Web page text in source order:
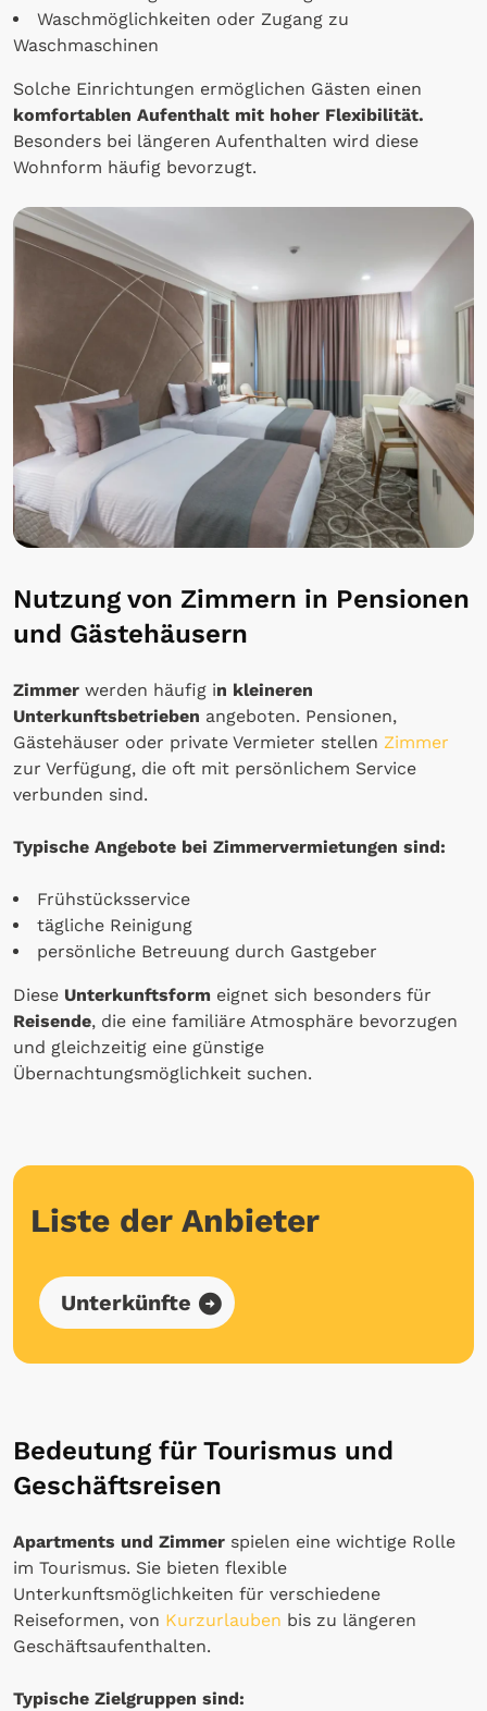
Waschmöglichkeiten oder Zugang zu
Waschmaschinen
Solche Einrichtungen ermöglichen Gästen einen
komfortablen Aufenthalt mit hoher Flexibilität.
Besonders bei längeren Aufenthalten wird diese
Wohnform häufig bevorzugt.
Nutzung von Zimmern in Pensionen
und Gästehäusern
Zimmer werden häufig in kleineren
Unterkunftsbetrieben angeboten. Pensionen,
Gästehäuser oder private Vermieter stellen Zimmer
zur Verfügung, die oft mit persönlichem Service
verbunden sind.
Typische Angebote bei Zimmervermietungen sind:
Frühstücksservice
tägliche Reinigung
persönliche Betreuung durch Gastgeber
Diese Unterkunftsform eignet sich besonders für
Reisende, die eine familiäre Atmosphäre bevorzugen
und gleichzeitig eine günstige
Übernachtungsmöglichkeit suchen.
Liste der Anbieter
Unterkünfte
Bedeutung für Tourismus und
Geschäftsreisen
Apartments und Zimmer spielen eine wichtige Rolle
im Tourismus. Sie bieten flexible
Unterkunftsmöglichkeiten für verschiedene
Reiseformen, von Kurzurlauben bis zu längeren
Geschäftsaufenthalten.
Typische Zielgruppen sind: